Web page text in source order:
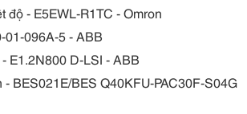
độ - E5EWL-R1TC - Omron
01-096A-5 - ABB
E1.2N800 D-LSI - ABB
BES021E/BES Q40KFU-PAC30F-S04G